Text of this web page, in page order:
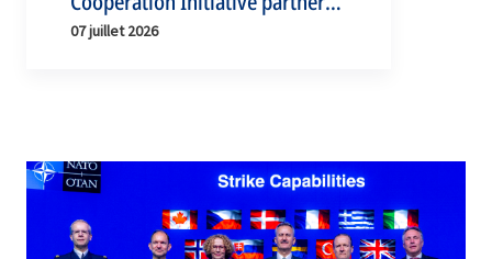
countries
07 juillet 2026